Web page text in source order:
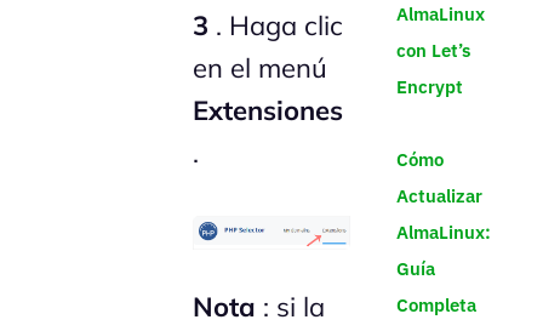
3 . Haga clic
en el menú
Extensiones
.
Nota : si la
AlmaLinux
con Let’s
Encrypt
Cómo
Actualizar
AlmaLinux:
Guía
Completa